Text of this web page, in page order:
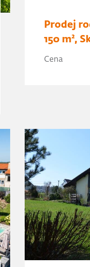
Prodej
150 m²,
Cena